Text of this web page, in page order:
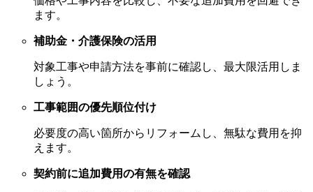
ます。
補助金・介護保険の活用
対象工事や申請方法を事前に確認し、最大限活用しま
しょう。
工事範囲の優先順位付け
必要度の高い箇所からリフォームし、無駄な費用を抑
えます。
契約前に追加費用の有無を確認